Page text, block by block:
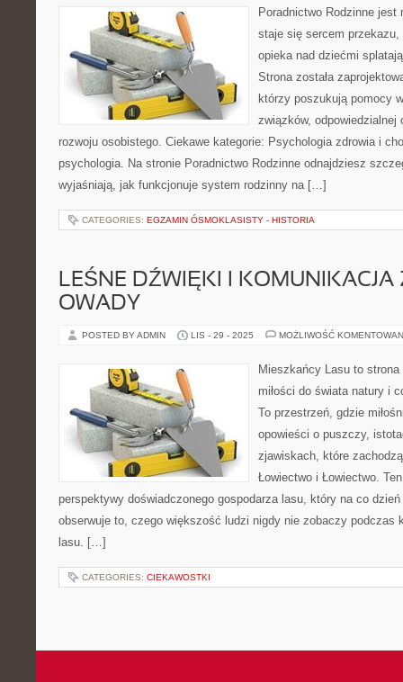
Poradnictwo Rodzinne
staje się sercem
opieka nad dziećmi
Strona została
którzy poszukują pomocy
związków, odpowiedzialnej
rozwoju osobistego. Ciekawe kategorie: Psychologia zdrowia i
psychologia. Na stronie Poradnictwo Rodzinne odnajdziesz
wyjaśniają, jak funkcjonuje system rodzinny na […]
CATEGORIES: EGZAMIN ÓSMOKLASISTY - HISTORIA
LEŚNE DŹWIĘKI I KOMUNIKACJA
OWADY
POSTED BY ADMIN LIS - 29 - 2025 MOŻLIWOŚĆ
Mieszkańcy Lasu to
miłości do świata natury i
To przestrzeń, gdzie
opowieści o puszczy,
zjawiskach, które
Łowiectwo i Łowiectwo.
perspektywy doświadczonego gospodarza lasu, który na co
obserwuje to, czego większość ludzi nigdy nie zobaczy podczas
lasu. […]
CATEGORIES: CIEKAWOSTKI